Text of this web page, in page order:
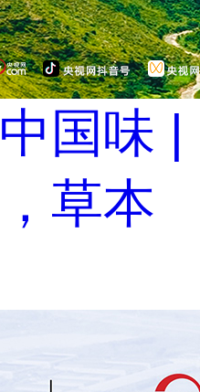
国味 |
草本